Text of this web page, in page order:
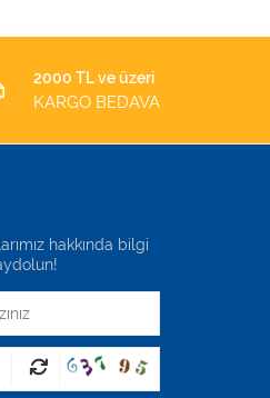
2000 TL ve üzeri
KARGO BEDAVA
hakkında bilgi